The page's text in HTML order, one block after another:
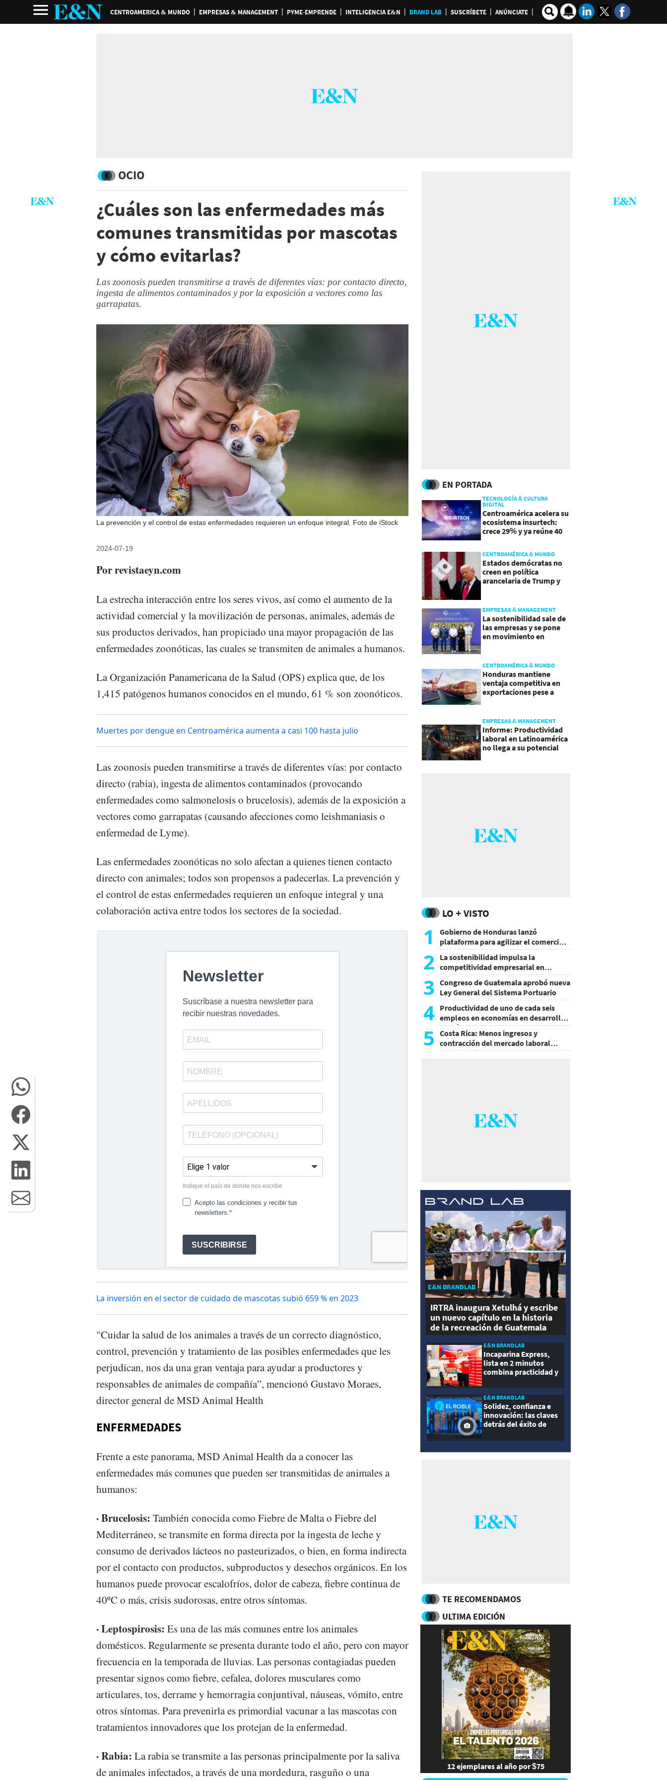
CENTROAMERICA & MUNDO EMPRESAS & MANAGEMENT PYME-EMPRENDE INTELIGENCIA E&N BRAND LAB SUSCRÍBETE ANÚNCIATE
OCIO
¿Cuáles son las enfermedades más
comunes transmitidas por mascotas
y cómo evitarlas?
Las zoonosis pueden transmitirse a través de diferentes vías: por contacto directo,
ingesta de alimentos contaminados y por la exposición a vectores como las
garrapatas.
La prevención y el control de estas enfermedades requieren un enfoque integral. Foto de iStock
2024-07-19
Por revistaeyn.com
La estrecha interacción entre los seres vivos, así como el aumento de la
actividad comercial y la movilización de personas, animales, además de
sus productos derivados, han propiciado una mayor propagación de las
enfermedades zoonóticas, las cuales se transmiten de animales a humanos.
La Organización Panamericana de la Salud (OPS) explica que, de los
1,415 patógenos humanos conocidos en el mundo, 61 % son zoonóticos.
Muertes por dengue en Centroamérica aumenta a casi 100 hasta julio
Las zoonosis pueden transmitirse a través de diferentes vías: por contacto
directo (rabia), ingesta de alimentos contaminados (provocando
enfermedades como salmonelosis o brucelosis), además de la exposición a
vectores como garrapatas (causando afecciones como leishmaniasis o
enfermedad de Lyme).
Las enfermedades zoonóticas no solo afectan a quienes tienen contacto
directo con animales; todos son propensos a padecerlas. La prevención y
el control de estas enfermedades requieren un enfoque integral y una
colaboración activa entre todos los sectores de la sociedad.
La inversión en el sector de cuidado de mascotas subió 659 % en 2023
"Cuidar la salud de los animales a través de un correcto diagnóstico,
control, prevención y tratamiento de las posibles enfermedades que les
perjudican, nos da una gran ventaja para ayudar a productores y
responsables de animales de compañía”, mencionó Gustavo Moraes,
director general de MSD Animal Health
ENFERMEDADES
Frente a este panorama, MSD Animal Health da a conocer las
enfermedades más comunes que pueden ser transmitidas de animales a
humanos:
· Brucelosis: También conocida como Fiebre de Malta o Fiebre del
Mediterráneo, se transmite en forma directa por la ingesta de leche y
consumo de derivados lácteos no pasteurizados, o bien, en forma indirecta
por el contacto con productos, subproductos y desechos orgánicos. En los
humanos puede provocar escalofríos, dolor de cabeza, fiebre continua de
40ºC o más, crisis sudorosas, entre otros síntomas.
· Leptospirosis: Es una de las más comunes entre los animales
domésticos. Regularmente se presenta durante todo el año, pero con mayor
frecuencia en la temporada de lluvias. Las personas contagiadas pueden
presentar signos como fiebre, cefalea, dolores musculares como
articulares, tos, derrame y hemorragia conjuntival, náuseas, vómito, entre
otros síntomas. Para prevenirla es primordial vacunar a las mascotas con
tratamientos innovadores que los protejan de la enfermedad.
· Rabia: La rabia se transmite a las personas principalmente por la saliva
de animales infectados, a través de una mordedura, rasguño o una
EN PORTADA
TECNOLOGÍA & CULTURA
DIGITAL
Centroamérica acelera su
ecosistema insurtech:
crece 29% y ya reúne 40
CENTROAMÉRICA & MUNDO
Estados demócratas no
creen en política
arancelaria de Trump y
EMPRESAS & MANAGEMENT
La sostenibilidad sale de
las empresas y se pone
en movimiento en
CENTROAMÉRICA & MUNDO
Honduras mantiene
ventaja competitiva en
exportaciones pese a
EMPRESAS & MANAGEMENT
Informe: Productividad
laboral en Latinoamérica
no llega a su potencial
LO + VISTO
1
Gobierno de Honduras lanzó
plataforma para agilizar el comercio
exterior
2 La sostenibilidad impulsa la
competitividad empresarial en
Guatemala
3 Congreso de Guatemala aprobó nueva
Ley General del Sistema Portuario
4 Productividad de uno de cada seis
empleos en economías en desarrollo
podría mejorar por la IA
5
Costa Rica: Menos ingresos y
contracción del mercado laboral
causan baja del consumo
E&N BRANDLAB
IRTRA inaugura Xetulhá y escribe
un nuevo capítulo en la historia
de la recreación de Guatemala
E&N BRANDLAB
Incaparina Express,
lista en 2 minutos
combina practicidad y
E&N BRANDLAB
Solidez, confianza e
innovación: las claves
detrás del éxito de
TE RECOMENDAMOS
ULTIMA EDICIÓN
12 ejemplares al año por $75